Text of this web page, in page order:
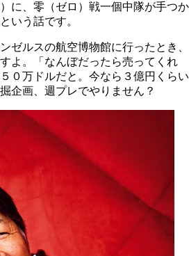
に、零（ゼロ）戦一個中隊が手つか
いう話です。
ゼルスの航空博物館に行ったとき、
よ。「なんぼだったら売ってくれ
０万ドルだと。今なら３億円くらい
企画、週プレでやりません？